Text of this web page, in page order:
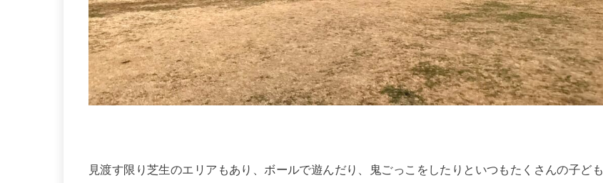
見渡す限り芝生のエリアもあり、ボールで遊んだり、鬼ごっこをしたりといつもたくさんの子ども